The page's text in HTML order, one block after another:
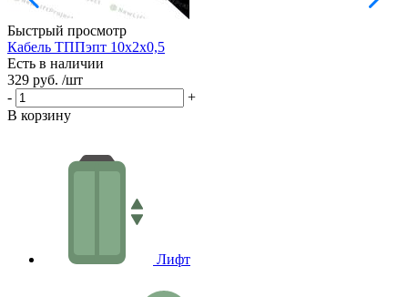
Быстрый просмотр
Кабель ТППэпт 10х2х0,5
Есть в наличии
329 руб. /шт
-
+
В корзину
Лифт